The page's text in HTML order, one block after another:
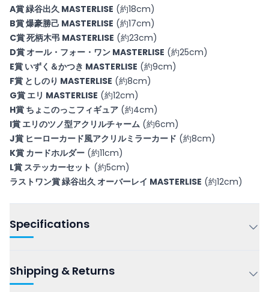
A賞 緑谷出久 MASTERLISE (約18cm)
B賞 爆豪勝己 MASTERLISE (約17cm)
C賞 死柄木弔 MASTERLISE (約23cm)
D賞 オール・フォー・ワン MASTERLISE (約25cm)
E賞 いずく＆かつき MASTERLISE (約9cm)
F賞 としのり MASTERLISE (約8cm)
G賞 エリ MASTERLISE (約12cm)
H賞 ちょこのっこフィギュア (約4cm)
I賞 エリのツノ型アクリルチャーム (約6cm)
J賞 ヒーローカード風アクリルミラーカード (約8cm)
K賞 カードホルダー (約11cm)
L賞 ステッカーセット (約5cm)
ラストワン賞 緑谷出久 オーバーレイ MASTERLISE (約12cm)
Specifications
Shipping & Returns